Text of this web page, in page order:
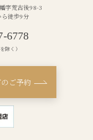
字荒古後98-3
徒歩9分
6778
除く）
ご予約